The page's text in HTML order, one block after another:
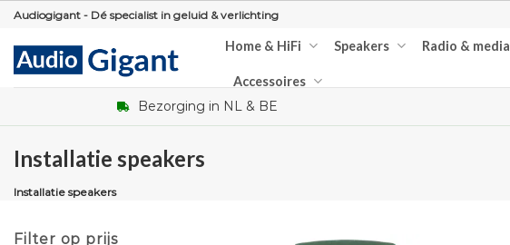
Skip
content
Audiogigant - Dé specialist in geluid & verlichting
Home & HiFi Speakers Radio & media
Accessoires
Bezorging in NL & BE
Installatie speakers
Installatie speakers
Filter op prijs